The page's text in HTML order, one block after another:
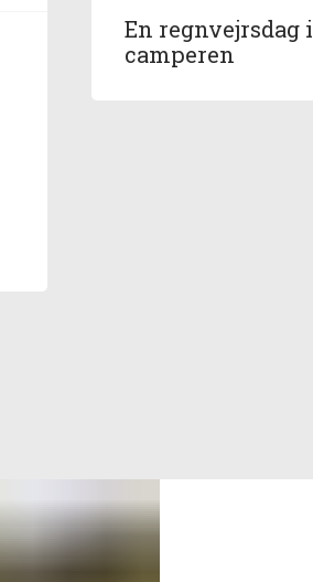
En regnvejrsdag i
camperen